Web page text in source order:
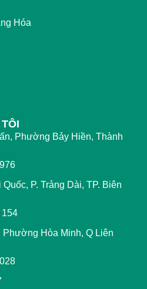
Hóa
Phường Bảy Hiền, Thành
P. Trảng Dài, TP. Biên
154
Phường Hòa Minh, Q Liên